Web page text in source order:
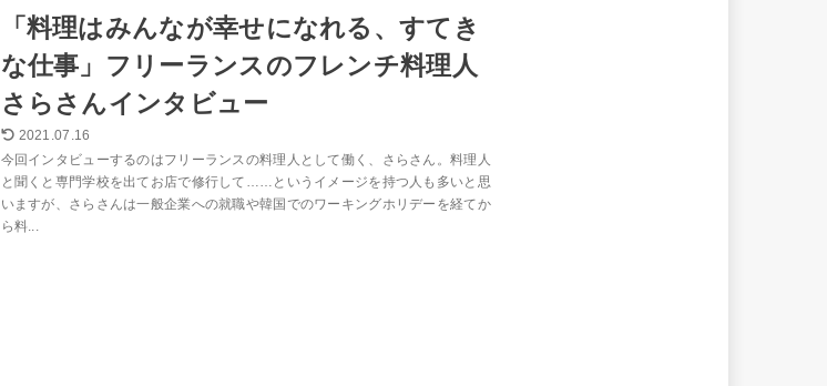
「料理はみんなが幸せになれる、すてき
な仕事」フリーランスのフレンチ料理人
さらさんインタビュー
2021.07.16
今回インタビューするのはフリーランスの料理人として働く、さらさん。料理人
と聞くと専門学校を出てお店で修行して……というイメージを持つ人も多いと思
いますが、さらさんは一般企業への就職や韓国でのワーキングホリデーを経てか
ら料...